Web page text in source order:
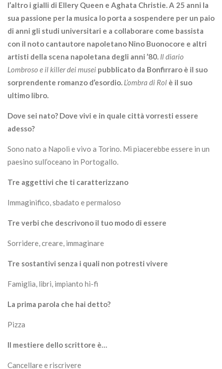
l’altro i gialli di Ellery Queen e Aghata Christie. A 25 anni la
sua passione per la musica lo porta a sospendere per un paio
di anni gli studi universitari e a collaborare come bassista
con il noto cantautore napoletano Nino Buonocore e altri
artisti della scena napoletana degli anni ’80. Il diario
Lombroso e il killer dei musei pubblicato da Bonfirraro è il suo
sorprendente romanzo d’esordio. L’ombra di Rol è il suo
ultimo libro.
Dove sei nato? Dove vivi e in quale città vorresti essere
adesso?
Sono nato a Napoli e vivo a Torino. Mi piacerebbe essere in un
paesino sull’oceano in Portogallo.
Tre aggettivi che ti caratterizzano
Immaginifico, sbadato e permaloso
Tre verbi che descrivono il tuo modo di essere
Sorridere, creare, immaginare
Tre sostantivi senza i quali non potresti vivere
Famiglia, libri, impianto hi-fi
La prima parola che hai detto?
Pizza
Il mestiere dello scrittore è…
Cancellare e riscrivere